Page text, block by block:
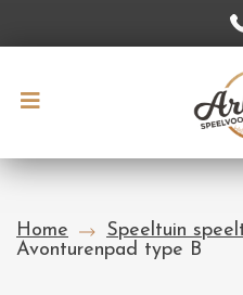
Home
Speeltuin
Avonturenpad type B